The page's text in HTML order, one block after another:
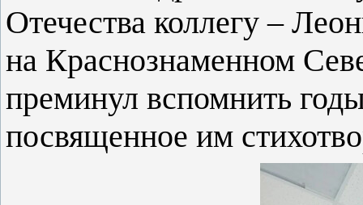
Отечества коллегу –
на Краснознаменном
преминул вспомнить
посвященное им